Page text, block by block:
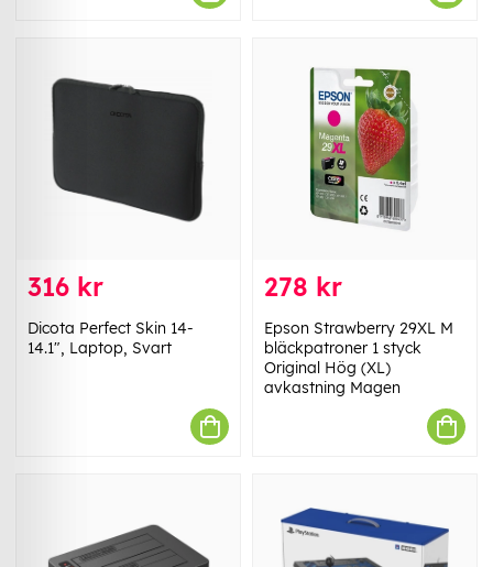
316 kr
Dicota Perfect Skin 14-
14.1", Laptop, Svart
278 kr
Epson Strawberry 29XL M
bläckpatroner 1 styck
Original Hög (XL)
avkastning Magen